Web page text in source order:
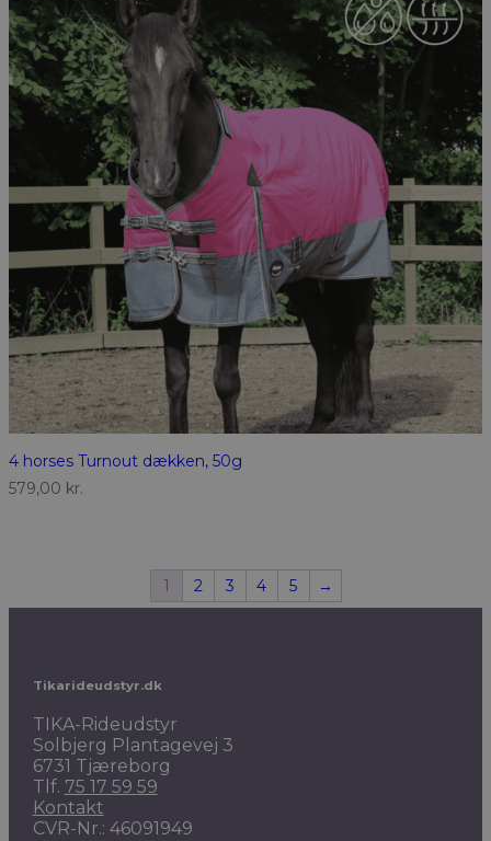
4 horses Turnout dækken, 50g
579,00 kr.
1 2 3 4 5 →
Tikarideudstyr.dk
TIKA-Rideudstyr
Solbjerg Plantagevej 3
6731 Tjæreborg
Tlf. 75 17 59 59
Kontakt
CVR-Nr.: 46091949